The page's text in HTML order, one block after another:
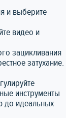
и выберите
видео и
зацикливания
затухание.
инструменты
до идеальных